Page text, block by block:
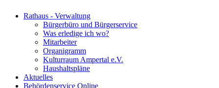
Rathaus - Verwaltung
Bürgerbüro und Bürgerservice
Was erledige ich wo?
Mitarbeiter
Organigramm
Kulturraum Ampertal e.V.
Haushaltspläne
Aktuelles
Behördenservice Online